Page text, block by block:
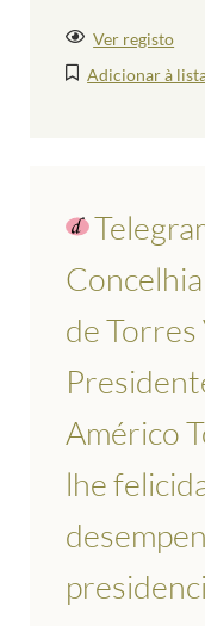
Ver registo
Adicionar à
de Torres
Américo
lhe